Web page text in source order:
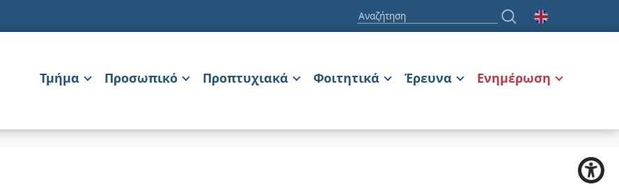
Τμήμα Προσωπικό Προπτυχιακά Φοιτητικά Έρευνα Ενημέρωση